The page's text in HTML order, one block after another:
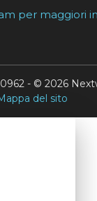
per maggiori
- © 2026
del sito